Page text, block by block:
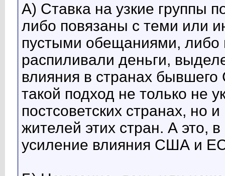
А) Ставка на узкие группы
либо повязаны с теми или
пустыми обещаниями, либо
распиливали деньги,
влияния в странах
такой подход не только не
постсоветских странах, но
жителей этих стран. А это,
усиление влияния США и